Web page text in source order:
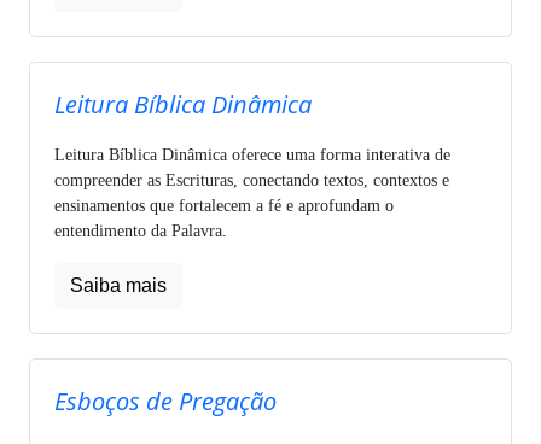
Leitura Bíblica Dinâmica
Leitura Bíblica Dinâmica oferece uma forma interativa de
compreender as Escrituras, conectando textos, contextos e
ensinamentos que fortalecem a fé e aprofundam o
entendimento da Palavra.
Saiba mais
Esboços de Pregação